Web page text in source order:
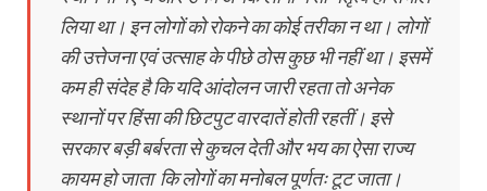
लिया था। इन लोगों को रोकने का कोई तरीका न था। लोगों
की उत्तेजना एवं उत्साह के पीछे ठोस कुछ भी नहीं था। इसमें
कम ही संदेह है कि यदि आंदोलन जारी रहता तो अनेक
स्थानों पर हिंसा की छिटपुट वारदातें होती रहतीं। इसे
सरकार बड़ी बर्बरता से कुचल देती और भय का ऐसा राज्य
कायम हो जाता कि लोगों का मनोबल पूर्णतः टूट जाता।